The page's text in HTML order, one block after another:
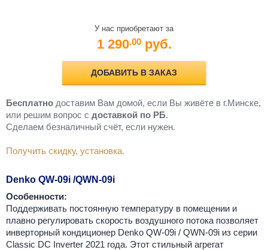
У нас приобретают за
1 290.00 руб.
ДОБАВИТЬ В ЗАКАЗ
Бесплатно доставим Вам домой, если Вы живёте в г.Минске,
или решим вопрос с доставкой по РБ.
Cделаем безналичный счёт, если нужен.
Получить скидку, установка.
Denko QW-09i /QWN-09i
Особенности:
Поддерживать постоянную температуру в помещении и
плавно регулировать скорость воздушного потока позволяет
инверторный кондиционер Denko QW-09i / QWN-09i из серии
Classic DC Inverter 2021 года. Этот стильный агрегат